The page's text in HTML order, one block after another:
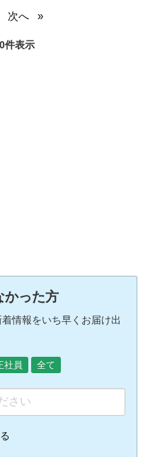
次へ
件表示
かった方
情報をいち早くお届け出
社員 全て